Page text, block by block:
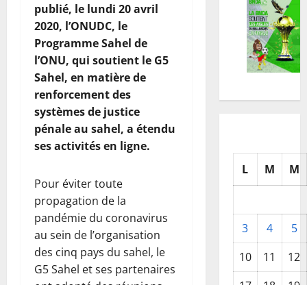
publié, le lundi 20 avril
2020, l’ONUDC, le
Programme Sahel de
l’ONU, qui soutient le G5
Sahel, en matière de
renforcement des
systèmes de justice
pénale au sahel, a étendu
ses activités en ligne.
Pour éviter toute
propagation de la
pandémie du coronavirus
au sein de l’organisation
des cinq pays du sahel, le
G5 Sahel et ses partenaires
L M M
3 4
5
10
11
12